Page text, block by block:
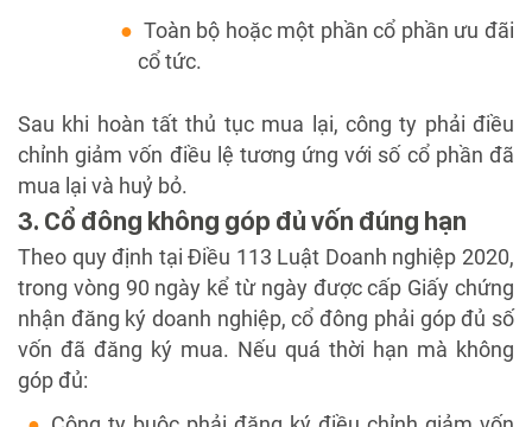
Toàn bộ hoặc một phần cổ phần ưu đãi
cổ tức.
Sau khi hoàn tất thủ tục mua lại, công ty phải điều
chỉnh giảm vốn điều lệ tương ứng với số cổ phần đã
mua lại và huỷ bỏ.
3. Cổ đông không góp đủ vốn đúng hạn
Theo quy định tại Điều 113 Luật Doanh nghiệp 2020,
trong vòng 90 ngày kể từ ngày được cấp Giấy chứng
nhận đăng ký doanh nghiệp, cổ đông phải góp đủ số
vốn đã đăng ký mua. Nếu quá thời hạn mà không
góp đủ: